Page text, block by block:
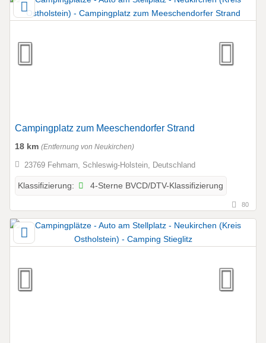
Campingplatz zum Meeschendorfer Strand
18 km (Entfernung von Neukirchen)
23769 Fehmarn, Schleswig-Holstein, Deutschland
Klassifizierung: 4-Sterne BVCD/DTV-Klassifizierung
80